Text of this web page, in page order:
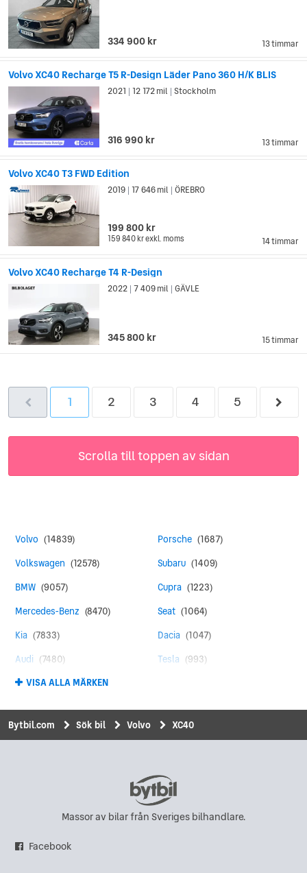
13 timmar
334 900 kr
Volvo XC40 Recharge T5 R-Design Läder Pano 360 H/K BLIS
13 timmar
2021 12 172 mil Stockholm
316 990 kr
Volvo XC40 T3 FWD Edition
14 timmar
2019 17 646 mil ÖREBRO
199 800 kr
159 840 krexkl. moms
Volvo XC40 Recharge T4 R-Design
15 timmar
2022 7 409 mil GÄVLE
345 800 kr
1 2 3 4 5
Scrolla till toppen av sidan
Volvo (14839)
Volkswagen (12578)
BMW (9057)
Mercedes-Benz (8470)
Kia (7833)
Audi (7480)
Toyota (4387)
Peugeot (4353)
Ford (4170)
Opel (2126)
Porsche (1687)
Subaru (1409)
Cupra (1223)
Seat (1064)
Dacia (1047)
Tesla (993)
MINI (840)
Suzuki (799)
Honda
Chevrolet
VISA ALLA MÄRKEN
Bytbil.com Sök bil Volvo XC40
Massor av bilar från Sveriges bilhandlare.
Facebook